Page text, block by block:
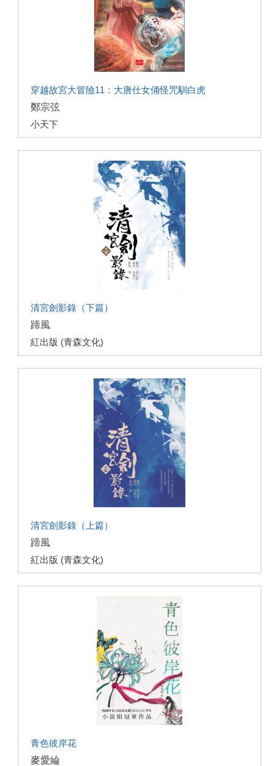
穿越故宮大冒險11：大唐仕女俑怪咒馴白虎
鄭宗弦
小天下
清宮劍影錄（下篇）
蹄風
紅出版 (青森文化)
清宮劍影錄（上篇）
蹄風
紅出版 (青森文化)
青色彼岸花
麥愛綸